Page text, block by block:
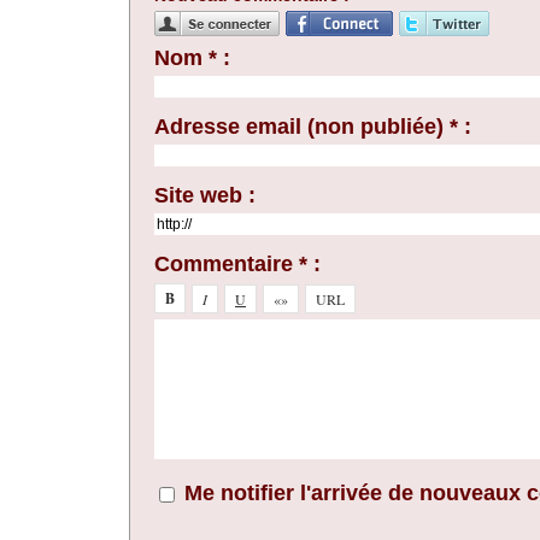
Nom * :
Adresse email (non publiée) * :
Site web :
Commentaire * :
Me notifier l'arrivée de nouveaux